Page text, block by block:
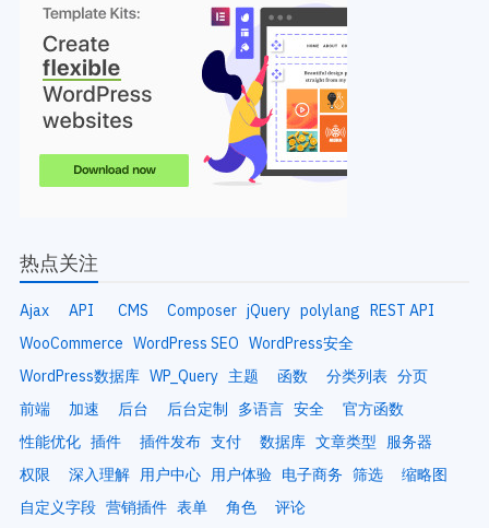
热点关注
Ajax API CMS Composer jQuery polylang REST API
WooCommerce WordPress SEO WordPress安全
WordPress数据库 WP_Query 主题 函数 分类列表 分页
前端
加速 后台 后台定制 多语言 安全
官方函数
性能优化 插件 插件发布 支付 数据库 文章类型
服务器
权限
深入理解 用户中心 用户体验 电子商务 筛选
缩略图
自定义字段 营销插件 表单 角色 评论